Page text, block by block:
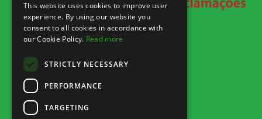
This website uses cookies to improve user
experience. By using our website you
consent to all cookies in accordance with
our Cookie Policy. Read more
STRICTLY NECESSARY
PERFORMANCE
TARGETING